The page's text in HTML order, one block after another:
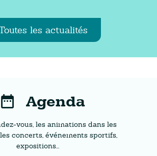
les actualités
Agenda
vous, les animations dans les
concerts, événements sportifs,
expositions...